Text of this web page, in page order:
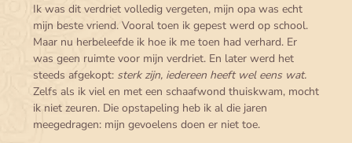
Ik was dit verdriet volledig vergeten, mijn opa was echt
mijn beste vriend. Vooral toen ik gepest werd op school.
Maar nu herbeleefde ik hoe ik me toen had verhard. Er
was geen ruimte voor mijn verdriet. En later werd het
steeds afgekopt: sterk zijn, iedereen heeft wel eens wat.
Zelfs als ik viel en met een schaafwond thuiskwam, mocht
ik niet zeuren. Die opstapeling heb ik al die jaren
meegedragen: mijn gevoelens doen er niet toe.